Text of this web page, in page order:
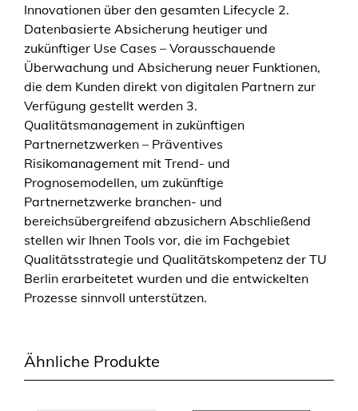
Innovationen über den gesamten Lifecycle 2.
Datenbasierte Absicherung heutiger und
zukünftiger Use Cases – Vorausschauende
Überwachung und Absicherung neuer Funktionen,
die dem Kunden direkt von digitalen Partnern zur
Verfügung gestellt werden 3.
Qualitätsmanagement in zukünftigen
Partnernetzwerken – Präventives
Risikomanagement mit Trend- und
Prognosemodellen, um zukünftige
Partnernetzwerke branchen- und
bereichsübergreifend abzusichern Abschließend
stellen wir Ihnen Tools vor, die im Fachgebiet
Qualitätsstrategie und Qualitätskompetenz der TU
Berlin erarbeitetet wurden und die entwickelten
Prozesse sinnvoll unterstützen.
Ähnliche Produkte